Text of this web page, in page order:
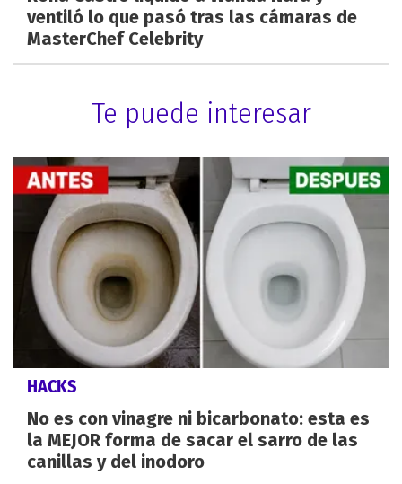
ventiló lo que pasó tras las cámaras de
MasterChef Celebrity
Te puede interesar
HACKS
No es con vinagre ni bicarbonato: esta es
la MEJOR forma de sacar el sarro de las
canillas y del inodoro